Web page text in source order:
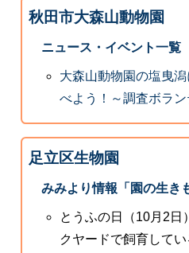
秋田市大森山動物園
ニュース・イベント一覧
大森山動物園の塩曳
べよう！～調査ボラ
足立区生物園
みみより情報「園の生き
とうふの日（10月2日
クヤードで飼育して